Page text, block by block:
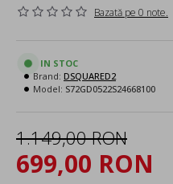
Bazată pe 0 note.
699,00 RON
1.149,00 RON
IN STOC
Brand: DSQUARED2
Model: S72GD0522S24668100